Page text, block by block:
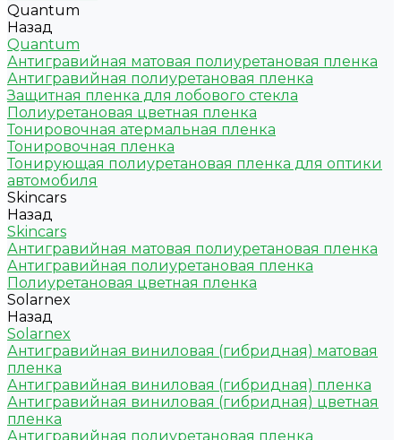
Quantum
Назад
Quantum
Антигравийная матовая полиуретановая пленка
Антигравийная полиуретановая пленка
Защитная пленка для лобового стекла
Полиуретановая цветная пленка
Тонировочная атермальная пленка
Тонировочная пленка
Тонирующая полиуретановая пленка для оптики
автомобиля
Skincars
Назад
Skincars
Антигравийная матовая полиуретановая пленка
Антигравийная полиуретановая пленка
Полиуретановая цветная пленка
Solarnex
Назад
Solarnex
Антигравийная виниловая (гибридная) матовая
пленка
Антигравийная виниловая (гибридная) пленка
Антигравийная виниловая (гибридная) цветная
пленка
Антигравийная полиуретановая пленка